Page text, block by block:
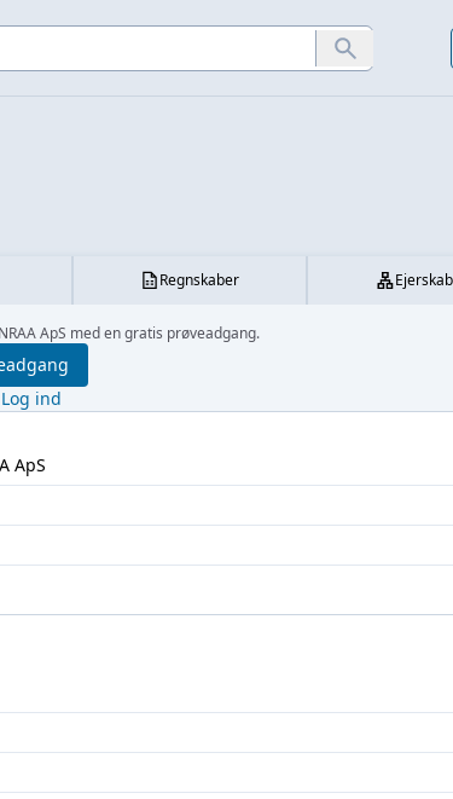
Regnskaber
ApS med en gratis prøveadgang.
Log ind
ApS